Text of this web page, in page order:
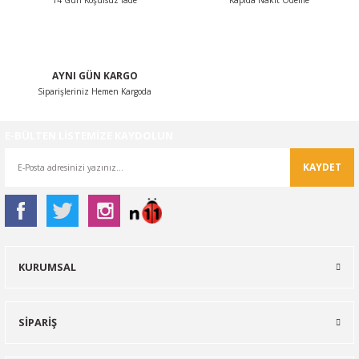
AYNI GÜN KARGO
Siparişleriniz Hemen Kargoda
KAYDET
KURUMSAL
SİPARİŞ